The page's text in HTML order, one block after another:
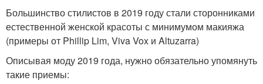
Большинство стилистов в 2019 году стали сторонниками
естественной женской красоты с минимумом макияжа
(примеры от Phillip Lim, Viva Vox и Altuzarra)
Описывая моду 2019 года, нужно обязательно упомянуть
такие приемы: